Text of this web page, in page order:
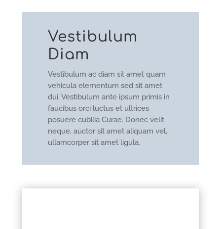
Vestibulum
Diam
Vestibulum ac diam sit amet quam
vehicula elementum sed sit amet
dui. Vestibulum ante ipsum primis in
faucibus orci luctus et ultrices
posuere cubilia Curae. Donec velit
neque, auctor sit amet aliquam vel,
ullamcorper sit amet ligula.